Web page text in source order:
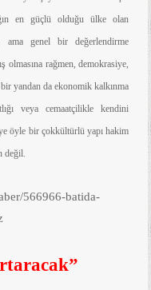
en güçlü olduğu ülke olan
ama genel bir değerlendirme
olmasına rağmen, demokrasiye,
yandan da ekonomik kalkınma
veya cemaatçilikle kendini
öyle bir çokkültürlü yapı hakim
değil.
566966-batida-